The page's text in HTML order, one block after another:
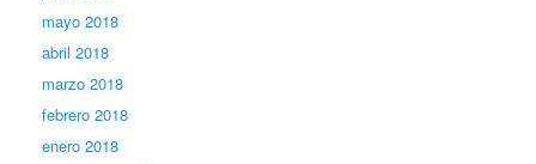
mayo 2018
abril 2018
marzo 2018
febrero 2018
enero 2018